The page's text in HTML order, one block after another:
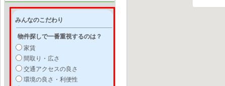
みんなのこだわり
物件探しで一番重視するのは？
家賃
間取り・広さ
交通アクセスの良さ
環境の良さ・利便性